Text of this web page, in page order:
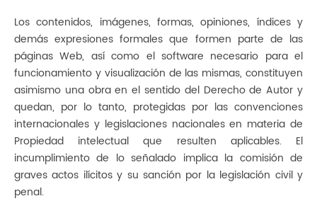
Los contenidos, imágenes, formas, opiniones, índices y
demás expresiones formales que formen parte de las
páginas Web, así como el software necesario para el
funcionamiento y visualización de las mismas, constituyen
asimismo una obra en el sentido del Derecho de Autor y
quedan, por lo tanto, protegidas por las convenciones
internacionales y legislaciones nacionales en materia de
Propiedad intelectual que resulten aplicables. El
incumplimiento de lo señalado implica la comisión de
graves actos ilícitos y su sanción por la legislación civil y
penal.